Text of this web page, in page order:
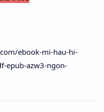
ebook-mi-hau-hi-
epub-azw3-ngon-